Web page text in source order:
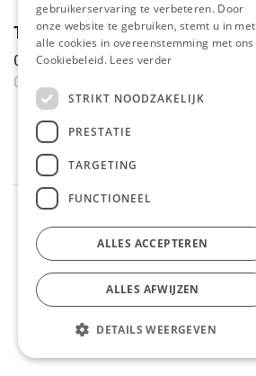
Tartaar Saus Manna Pet 3 L
0.1
01/08 - 31/08
gebruikerservaring te verbeteren. Door
onze website te gebruiken, stemt u in met
alle cookies in overeenstemming met ons
Cookiebeleid. Lees verder
STRIKT NOODZAKELIJK
PRESTATIE
TARGETING
FUNCTIONEEL
ALLES ACCEPTEREN
ALLES AFWIJZEN
DETAILS WEERGEVEN